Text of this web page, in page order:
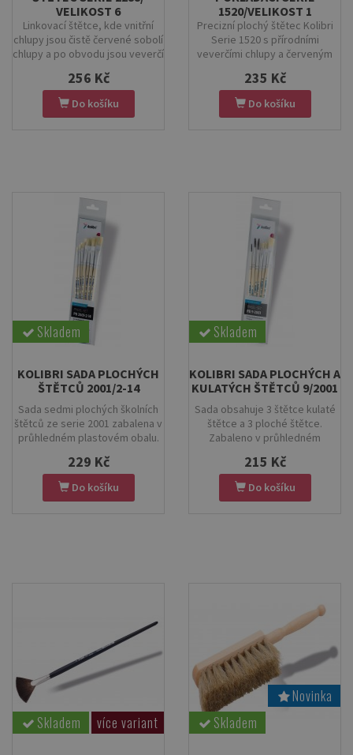
VELIKOST 6
Linkovací štětce, kde vnitřní
chlupy jsou čistě červené sobolí
chlupy a po obvodu jsou veverčí
256 Kč
Do košíku
1520/VELIKOST 1
Precizní plochý štětec Kolibri
Serie 1520 s přírodními
veverčími chlupy a červeným
zlata. Ergonomický, odolný a
snadno ovladatelný – perfektní
pro profesionální i hobby
235 Kč
Do košíku
Skladem
KOLIBRI SADA PLOCHÝCH
ŠTĚTCŮ 2001/2-14
Sada sedmi plochých školních
štětců ze serie 2001 zabalena v
průhledném plastovém obalu.
229 Kč
Do košíku
Skladem
KOLIBRI SADA PLOCHÝCH A
KULATÝCH ŠTĚTCŮ 9/2001
Sada obsahuje 3 štětce kulaté
štětce a 3 ploché štětce.
Zabaleno v průhledném
215 Kč
Do košíku
Skladem více variant Skladem
Novinka